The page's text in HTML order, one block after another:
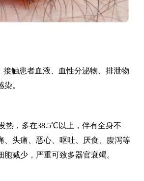
接触患者血液、血性分泌物、排泄物
。
热，多在38.5℃以上，伴有全身不
、头痛、恶心、呕吐、厌食、腹泻等
减少，严重可致多器官衰竭。